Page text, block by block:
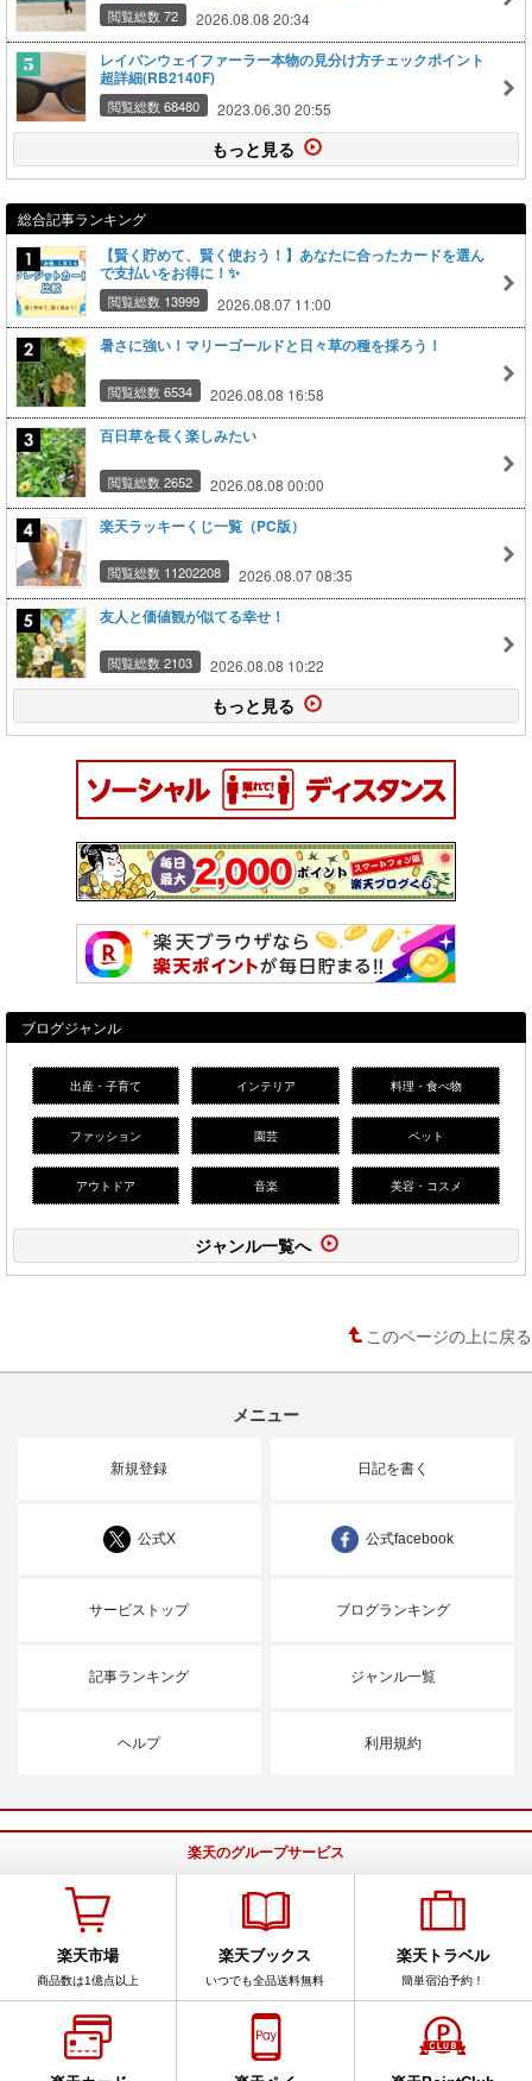
閲覧総数 72 2026.08.08 20:34
レイバンウェイファーラー本物の見分け方チェックポイント
超詳細(RB2140F)
閲覧総数 68480 2023.06.30 20:55
もっと見る
総合記事ランキング
【賢く貯めて、賢く使おう！】あなたに合ったカードを選ん
で支払いをお得に！✨
閲覧総数 13999 2026.08.07 11:00
暑さに強い！マリーゴールドと日々草の種を採ろう！
閲覧総数 6534 2026.08.08 16:58
百日草を長く楽しみたい
閲覧総数 2652 2026.08.08 00:00
楽天ラッキーくじ一覧（PC版）
閲覧総数 11202208 2026.08.07 08:35
友人と価値観が似てる幸せ！
閲覧総数 2103 2026.08.08 10:22
もっと見る
ブログジャンル
出産・子育て インテリア 料理・食べ物
ファッション 園芸 ペット
アウトドア 音楽 美容・コスメ
ジャンル一覧へ
このページの上に戻る
メニュー
新規登録 日記を書く
公式X 公式facebook
サービストップ ブログランキング
記事ランキング ジャンル一覧
ヘルプ 利用規約
楽天のグループサービス
楽天市場
商品数は1億点以上
楽天ブックス
いつでも全品送料無料
楽天トラベル
簡単宿泊予約！